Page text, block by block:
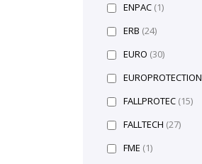
ENPAC (1)
ERB (24)
EURO (30)
EUROPROTECTION
FALLPROTEC (15)
FALLTECH (27)
FME (1)